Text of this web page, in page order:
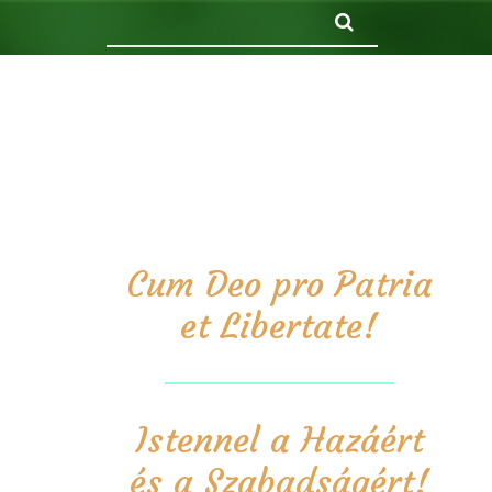
Cum Deo pro Patria
et Libertate!
Istennel a Hazáért
és a Szabadságért!